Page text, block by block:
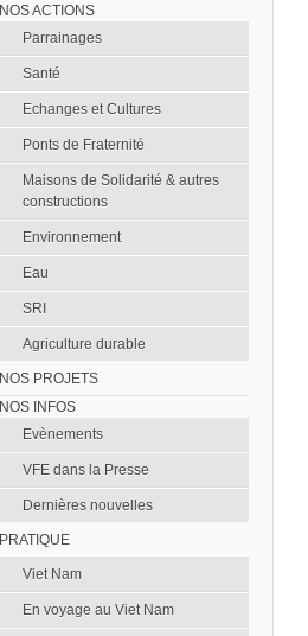
NOS ACTIONS
Parrainages
Santé
Echanges et Cultures
Ponts de Fraternité
Maisons de Solidarité & autres
constructions
Environnement
Eau
SRI
Agriculture durable
NOS PROJETS
NOS INFOS
Evènements
VFE dans la Presse
Dernières nouvelles
PRATIQUE
Viet Nam
En voyage au Viet Nam